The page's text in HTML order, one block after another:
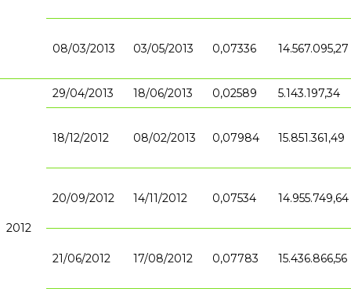
08/03/2013 03/05/2013 0,07336 14.567.095,27
2012
29/04/2013 18/06/2013 0,02589 5.143.197,34
18/12/2012 08/02/2013 0,07984 15.851.361,49
20/09/2012 14/11/2012 0,07534 14.955.749,64
21/06/2012 17/08/2012 0,07783 15.436.866,56